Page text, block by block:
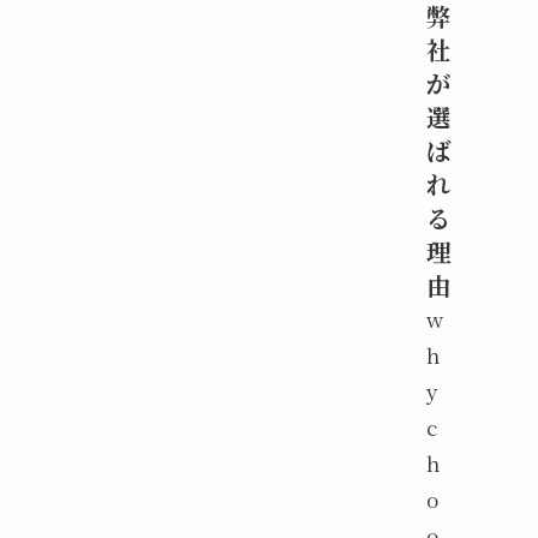
弊
社
が
選
ば
れ
る
理
由
w
h
y
c
h
o